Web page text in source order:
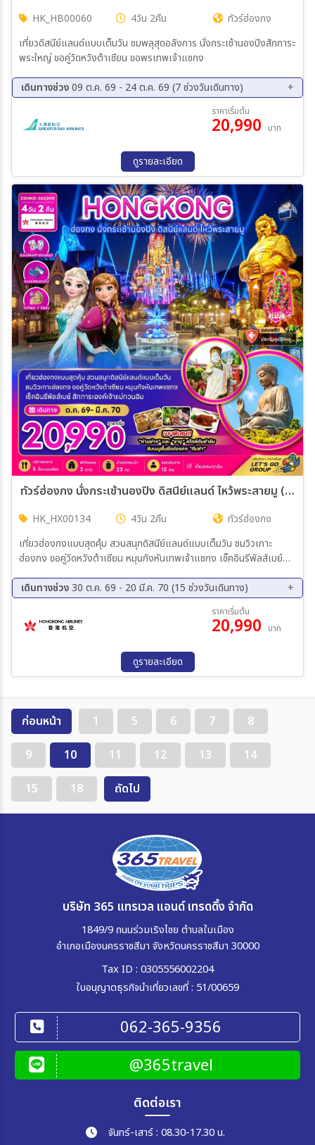
HK_HB00060 4วัน 2คืน
ทัวร์ฮ่องกง
เที่ยวดิสนีย์แลนด์แบบเต็มวัน ชมพลุสุดอลังการ นั่งกระเช้านองปิงสักการะ
พระใหญ่ ขอคู่วัดหวังต้าเซียน ขอพรเทพเจ้าแชกง
เดินทางช่วง09 ต.ค. 69 - 24 ต.ค. 69 (7 ช่วงวันเดินทาง)
10 ต.ค. 69 - 13 ต.ค. 69
14 ต.ค. 69 - 17 ต.ค. 69
15 ต.ค. 69 - 18 ต.ค. 69
17 ต.ค. 69 - 20 ต.ค. 69
ราคาเริ่มต้น
20,990 บาท
ดูรายละเอียด
ทัวร์ฮ่องกง นั่งกระเช้านองปิง ดิสนีย์แลนด์ ไหว้พระสายมู (ไหว้พระ 7 วัดดัง) 4วัน 2คืน (HX)
HK_HX00134 4วัน 2คืน
ทัวร์ฮ่องกง
เที่ยวฮ่องกงแบบสุดคุ้ม สวนสนุกดิสนีย์แลนด์แบบเต็มวัน ชมวิวเกาะ
ฮ่องกง ขอคู่วัดหวังต้าเซียน หมุนกังหันเทพเจ้าแชกง เช็คอินรีพัลส์เบย์
เดินทางช่วง30 ต.ค. 69 - 20 มี.ค. 70 (15 ช่วงวันเดินทาง)
04 พ.ย. 69 - 07 พ.ย. 69
13 พ.ย. 69 - 16 พ.ย. 69
27 พ.ย. 69 - 30 พ.ย. 69
11 ธ.ค. 69 - 14 ธ.ค. 69
25 ธ.ค. 69 - 28 ธ.ค. 69
13 ม.ค. 70 - 16 ม.ค. 70
17 มี.ค 70 - 20 มี.ค 70
ราคาเริ่มต้น
20,990 บาท
ดูรายละเอียด
ก่อนหน้า 1 5 6 7
8
9
10 11 12 13
14
15
18 ถัดไป
บริษัท 365 แทรเวล แอนด์ เทรดดิ้ง จำกัด
1849/9 ถนนร่วมเริงไชย ตำบลในเมือง
อำเภอเมืองนครราชสีมา จังหวัดนครราชสีมา 30000
Tax ID : 0305556002204
ใบอนุญาตธุรกิจนำเที่ยวเลขที่ : 51/00659
062-365-9356
@365travel
ติดต่อเรา
จันทร์-เสาร์ : 08.30-17.30 น.